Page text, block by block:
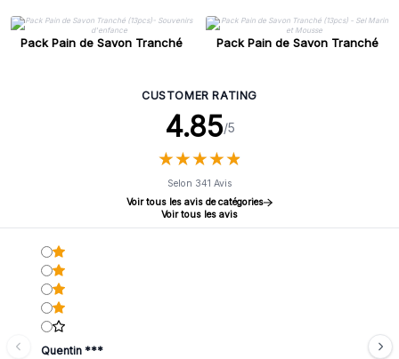
Pack Pain de Savon Tranché
Pack Pain de Savon Tranché
CUSTOMER RATING
4.85/5
★★★★★
★★★★★
Selon 341 Avis
Voir tous les avis de catégories
Voir tous les avis
Quentin ***